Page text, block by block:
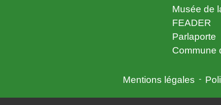
Musée de
FEADER
Parlaporte
Commune
Mentions légales -